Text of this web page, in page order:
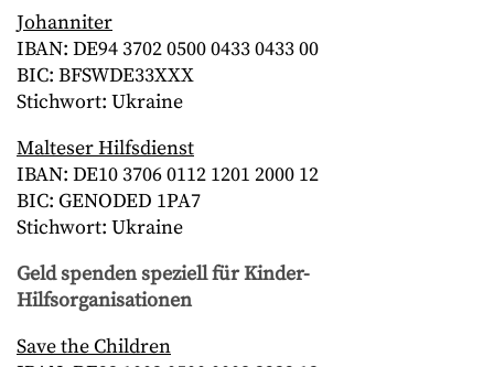
Johanniter
IBAN: DE94 3702 0500 0433 0433 00
BIC: BFSWDE33XXX
Stichwort: Ukraine
Malteser Hilfsdienst
IBAN: DE10 3706 0112 1201 2000 12
BIC: GENODED 1PA7
Stichwort: Ukraine
Geld spenden speziell für Kinder-
Hilfsorganisationen
Save the Children